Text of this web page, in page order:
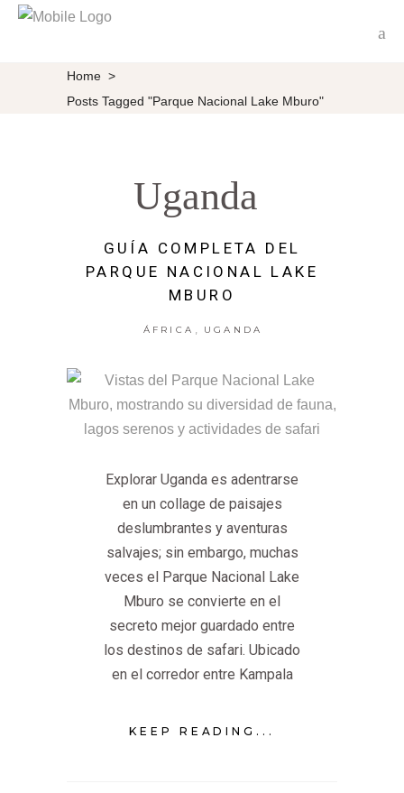
Home >
Posts Tagged "Parque Nacional Lake Mburo"
Uganda
GUÍA COMPLETA DEL
PARQUE NACIONAL LAKE
MBURO
ÁFRICA UGANDA
Explorar Uganda es adentrarse
en un collage de paisajes
deslumbrantes y aventuras
salvajes; sin embargo, muchas
veces el Parque Nacional Lake
Mburo se convierte en el
secreto mejor guardado entre
los destinos de safari. Ubicado
en el corredor entre Kampala
KEEP READING...